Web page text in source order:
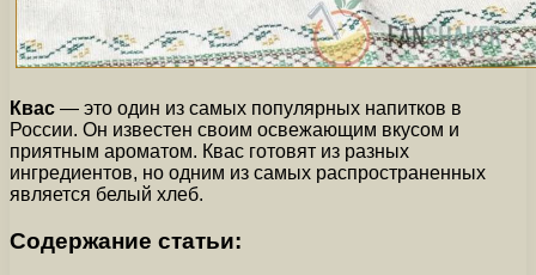
Квас — это один из самых популярных напитков в
России. Он известен своим освежающим вкусом и
приятным ароматом. Квас готовят из разных
ингредиентов, но одним из самых распространенных
является белый хлеб.
Содержание статьи: